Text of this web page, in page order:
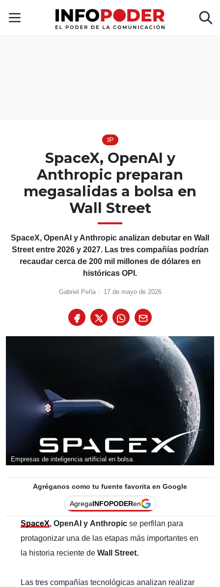
IP
SpaceX, OpenAI y
Anthropic preparan
megasalidas a bolsa en
Wall Street
SpaceX, OpenAI y Anthropic analizan debutar en Wall
Street entre 2026 y 2027. Las tres compañías podrían
recaudar cerca de 200 mil millones de dólares en
históricas OPI.
Gabriel Peña· 17 de mayo de 2026
Empresas de inteligencia artificial en bolsa.
Agréganos como tu fuente favorita en Google
AgregaINFOPODERen
SpaceX, OpenAI y Anthropic se perfilan para
protagonizar una de las etapas más importantes en
la historia reciente de Wall Street.
Las tres compañías tecnológicas analizan realizar